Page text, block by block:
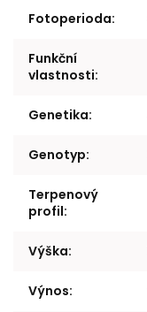
Fotoperioda:
Funkční
vlastnosti:
Genetika:
Genotyp:
Terpenový
profil:
Výška:
Výnos: